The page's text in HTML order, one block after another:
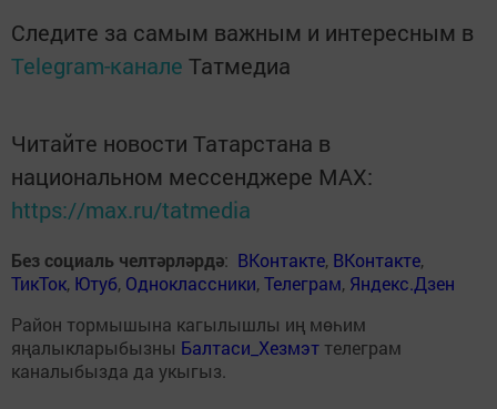
Следите за самым важным и интересным в
Telegram-канале Татмедиа
Читайте новости Татарстана в
национальном мессенджере MАХ:
https://max.ru/tatmedia
Без социаль челтәрләрдә: ВКонтакте, ВКонтакте,
ТикТок, Ютуб, Одноклассники,Телеграм, Яндекс.Дзен
Район тормышына кагылышлы иң мөһим
яңалыкларыбызны Балтаси_Хезмэт телеграм
каналыбызда да укыгыз.